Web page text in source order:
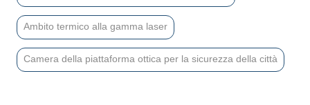
Ambito termico alla gamma laser
Camera della piattaforma ottica per la sicurezza della città